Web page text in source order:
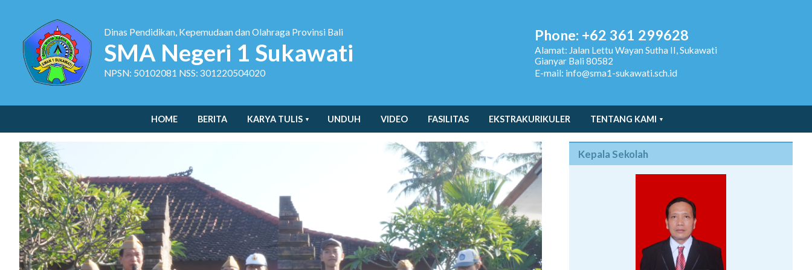
Dinas Pendidikan, Kepemudaan dan Olahraga Provinsi Bali
SMA Negeri 1 Sukawati
NPSN: 50102081 NSS: 301220504020
Phone: +62 361 299628
Alamat: Jalan Lettu Wayan Sutha II, Sukawati
Gianyar Bali 80582
E-mail: info@sma1-sukawati.sch.id
HOME BERITA KARYA TULIS UNDUH VIDEO FASILITAS EKSTRAKURIKULER TENTANG KAMI
Kepala Sekolah